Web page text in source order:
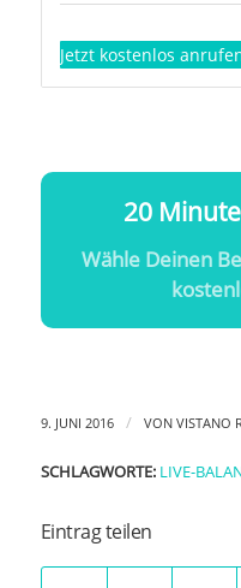
Jetzt kostenlos
20
Wähle Deinen
9. JUNI 2016 / VON VISTANO
SCHLAGWORTE: LIVE-
Eintrag teilen